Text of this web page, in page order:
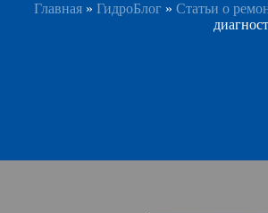
Главная » ГидроБлог » Статьи о